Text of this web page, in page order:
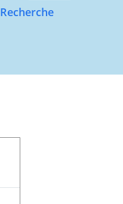
Recherche